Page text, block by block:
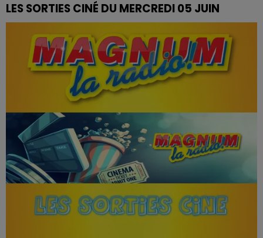
LES SORTIES CINÉ DU MERCREDI 05 JUIN